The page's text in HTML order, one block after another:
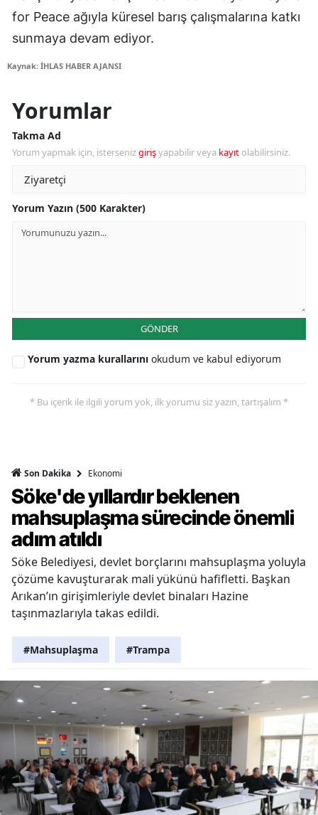
for Peace ağıyla küresel barış çalışmalarına katkı
sunmaya devam ediyor.
Kaynak: İHLAS HABER AJANSI
Yorumlar
Takma Ad
Yorum yapmak için, istersenizgirişyapabilir veya kayıt olabilirsiniz.
Yorum Yazın (500 Karakter)
GÖNDER
Yorum yazma kurallarını okudum ve kabul ediyorum
* Bu içerik ile ilgili yorum yok, ilk yorumu siz yazın, tartışalım *
Son Dakika Ekonomi
Söke'de yıllardır beklenen
mahsuplaşma sürecinde önemli
adım atıldı
Söke Belediyesi, devlet borçlarını mahsuplaşma yoluyla
çözüme kavuşturarak mali yükünü hafifletti. Başkan
Arıkan’ın girişimleriyle devlet binaları Hazine
taşınmazlarıyla takas edildi.
#Mahsuplaşma #Trampa